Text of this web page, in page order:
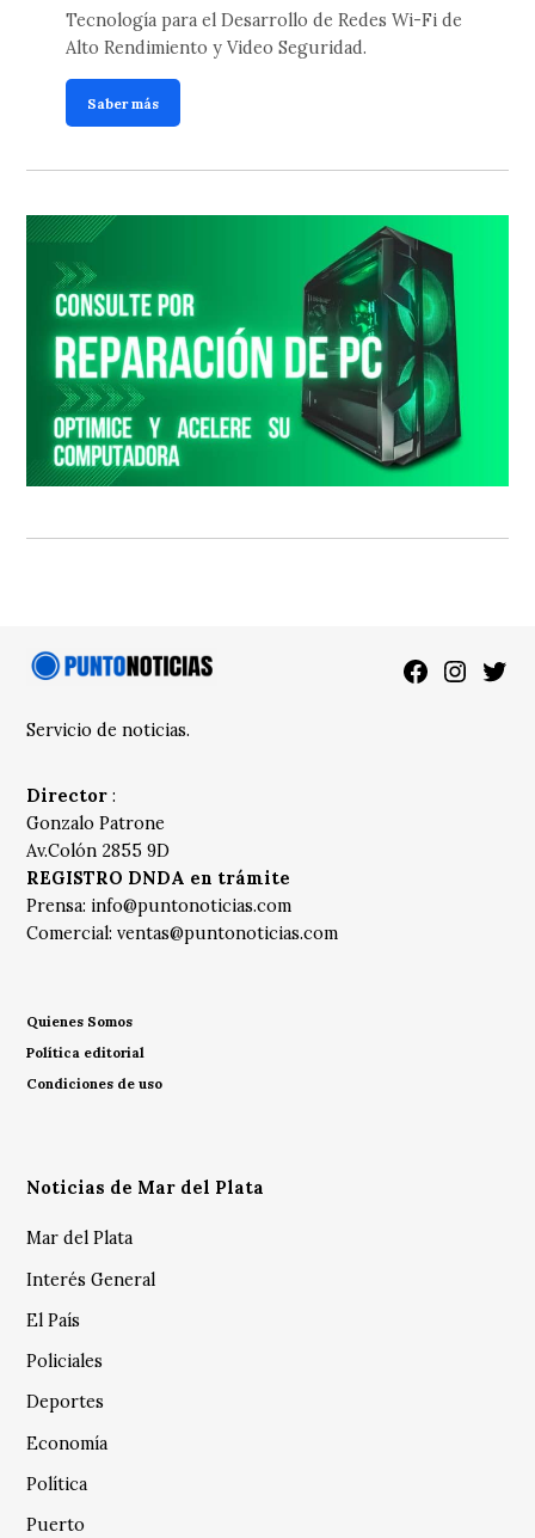
Tecnología para el Desarrollo de Redes Wi-Fi de
Alto Rendimiento y Video Seguridad.
Saber más
Facebook
Servicio de noticias.
Director :
Gonzalo Patrone
Av.Colón 2855 9D
REGISTRO DNDA en trámite
Prensa: info@puntonoticias.com
Comercial:ventas@puntonoticias.com
Quienes Somos
Política editorial
Condiciones de uso
Noticias de Mar del Plata
Mar del Plata
Interés General
El País
Policiales
Deportes
Economía
Política
Puerto